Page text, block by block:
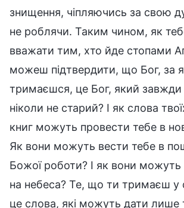
знищення, чіпляючись за свою
не роблячи. Таким чином, як
вважати тим, хто йде стопами
можеш підтвердити, що Бог, за
тримаєшся, це Бог, який завжди
ніколи не старий? І як слова
книг можуть провести тебе в
Як вони можуть вести тебе в
Божої роботи? І як вони можуть
на небеса? Те, що ти тримаєш у
це слова, які можуть дати лише